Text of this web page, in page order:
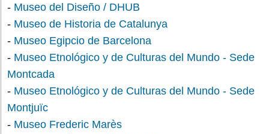
- Museo del Diseño / DHUB
- Museo de Historia de Catalunya
- Museo Egipcio de Barcelona
- Museo Etnológico y de Culturas del Mundo - Sede
Montcada
- Museo Etnológico y de Culturas del Mundo - Sede
Montjuïc
- Museo Frederic Marès